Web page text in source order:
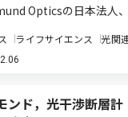
Opticsの日本法人
トムと拡散反射ファン
ォリオに加えると発表
ライフサイエンス 光関
ンド，光干渉断層